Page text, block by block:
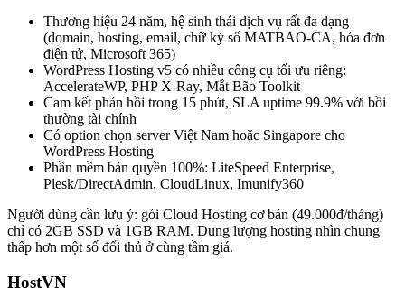
Thương hiệu 24 năm, hệ sinh thái dịch vụ rất đa dạng
(domain, hosting, email, chữ ký số MATBAO-CA, hóa đơn
điện tử, Microsoft 365)
WordPress Hosting v5 có nhiều công cụ tối ưu riêng:
AccelerateWP, PHP X-Ray, Mắt Bão Toolkit
Cam kết phản hồi trong 15 phút, SLA uptime 99.9% với bồi
thường tài chính
Có option chọn server Việt Nam hoặc Singapore cho
WordPress Hosting
Phần mềm bản quyền 100%: LiteSpeed Enterprise,
Plesk/DirectAdmin, CloudLinux, Imunify360
Người dùng cần lưu ý: gói Cloud Hosting cơ bản (49.000đ/tháng)
chỉ có 2GB SSD và 1GB RAM. Dung lượng hosting nhìn chung
thấp hơn một số đối thủ ở cùng tầm giá.
HostVN